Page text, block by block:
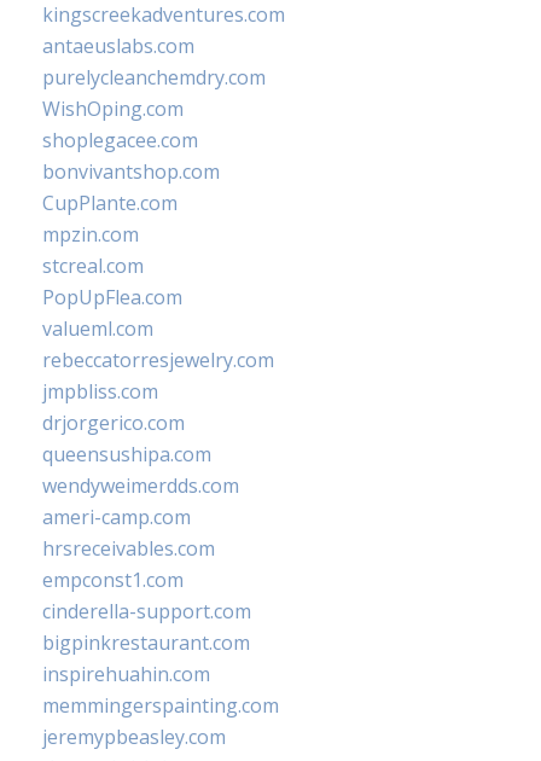
kingscreekadventures.com
antaeuslabs.com
purelycleanchemdry.com
WishOping.com
shoplegacee.com
bonvivantshop.com
CupPlante.com
mpzin.com
stcreal.com
PopUpFlea.com
valueml.com
rebeccatorresjewelry.com
jmpbliss.com
drjorgerico.com
queensushipa.com
wendyweimerdds.com
ameri-camp.com
hrsreceivables.com
empconst1.com
cinderella-support.com
bigpinkrestaurant.com
inspirehuahin.com
memmingerspainting.com
jeremypbeasley.com